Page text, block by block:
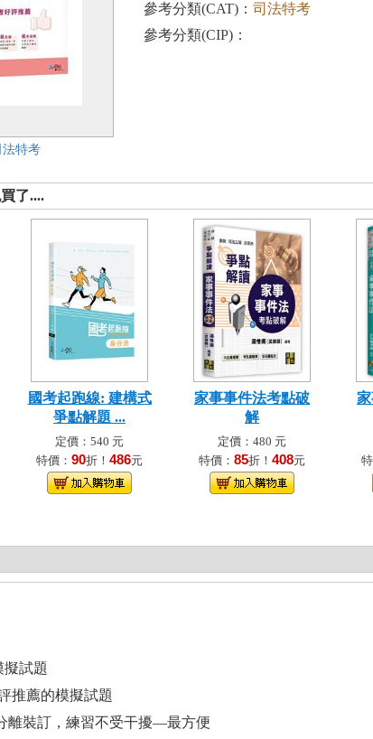
法特考
參考分類(CAT)： 司法特考
參考分類(CIP)：
了....
國考起跑線: 建構式
爭點解題 ...
定價：540 元
特價： 90折！ 486元
家事事件法考點破
解
定價：480 元
特價： 85折！ 408元
擬試題
推薦的模擬試題
離裝訂，練習不受干擾—最方便